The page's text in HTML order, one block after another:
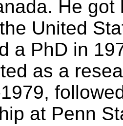
He
United
a PhD in
as a
at Penn